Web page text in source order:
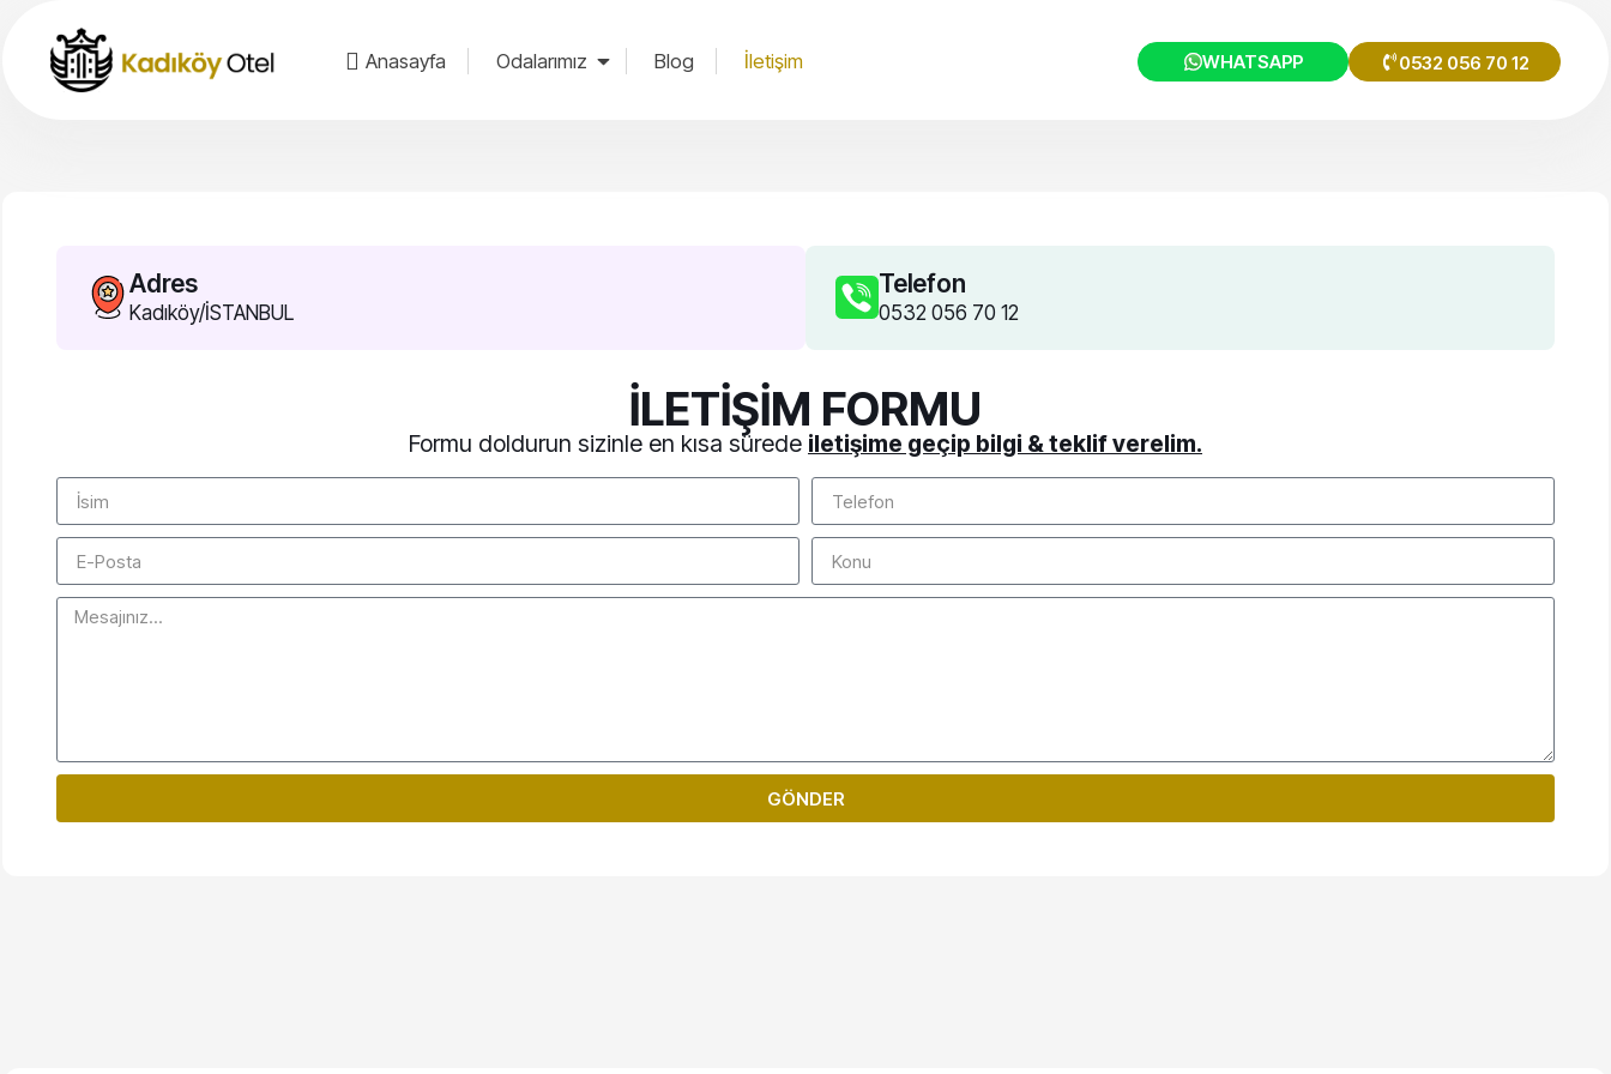
Anasayfa Odalarımız Blog İletişim WHATSAPP 0532 056 70 12
Adres
Kadıköy/İSTANBUL
Telefon
0532 056 70 12
İLETİŞİM FORMU
Formu doldurun sizinle en kısa sürede iletişime geçip bilgi & teklif verelim.
GÖNDER